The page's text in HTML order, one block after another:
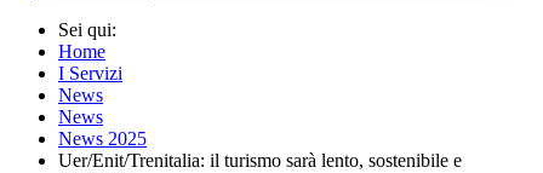
Sei qui:
Home
I Servizi
News
News
News 2025
Uer/Enit/Trenitalia: il turismo sarà lento, sostenibile e